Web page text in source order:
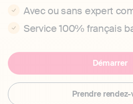
Avec ou sans expert
Service 100% français
Démarrer
Prendre rendez-